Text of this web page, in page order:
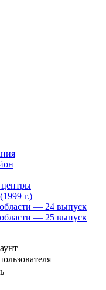
г.)
— 24 выпуск
— 25 выпуск